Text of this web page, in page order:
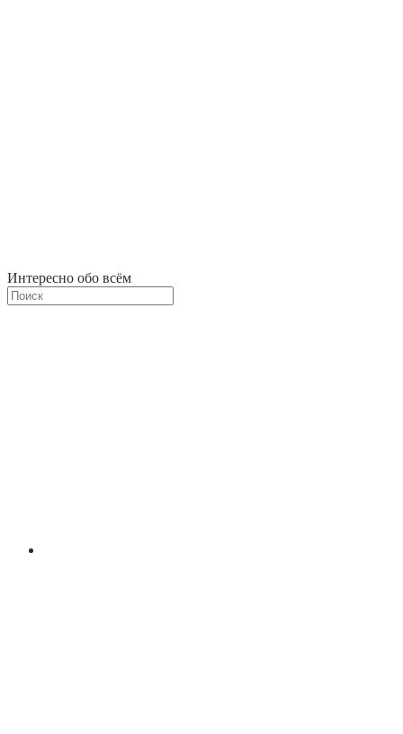
Интересно обо всём